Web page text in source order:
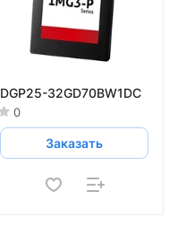
DGP25-32GD70BW1DC
0
Заказать